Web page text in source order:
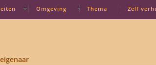
Omgeving Thema Zelf